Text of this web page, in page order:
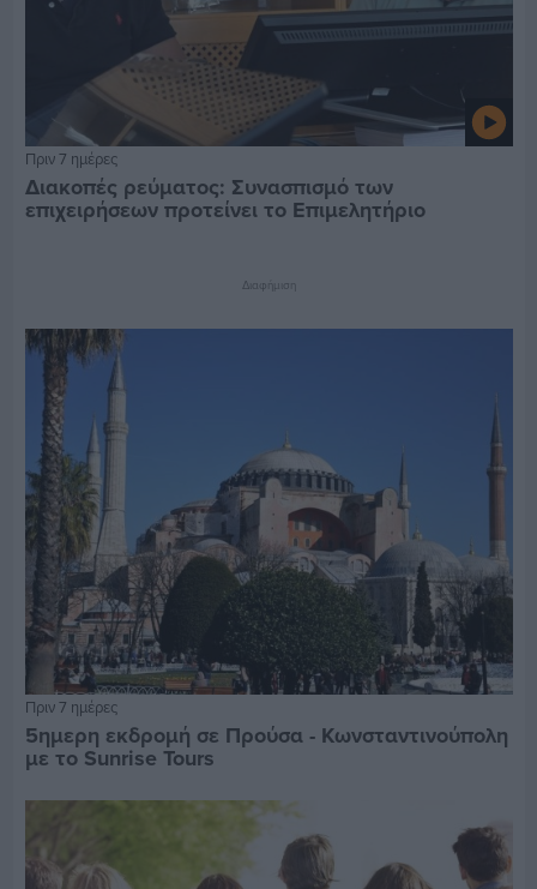
Πριν 7 ημέρες
Διακοπές ρεύματος: Συνασπισμό των
επιχειρήσεων προτείνει το Επιμελητήριο
Διαφήμιση
Πριν 7 ημέρες
5ημερη εκδρομή σε Προύσα - Κωνσταντινούπολη
με το Sunrise Tours